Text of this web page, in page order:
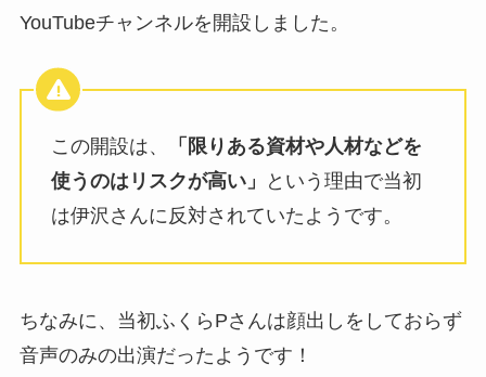
YouTubeチャンネルを開設しました。
この開設は、
「限りある資材や人材などを
使うのはリスクが高い」
という理由で当初
は伊沢さんに反対されていたようです。
ちなみに、当初ふくらPさんは顔出しをしておらず
音声のみの出演だったようです！